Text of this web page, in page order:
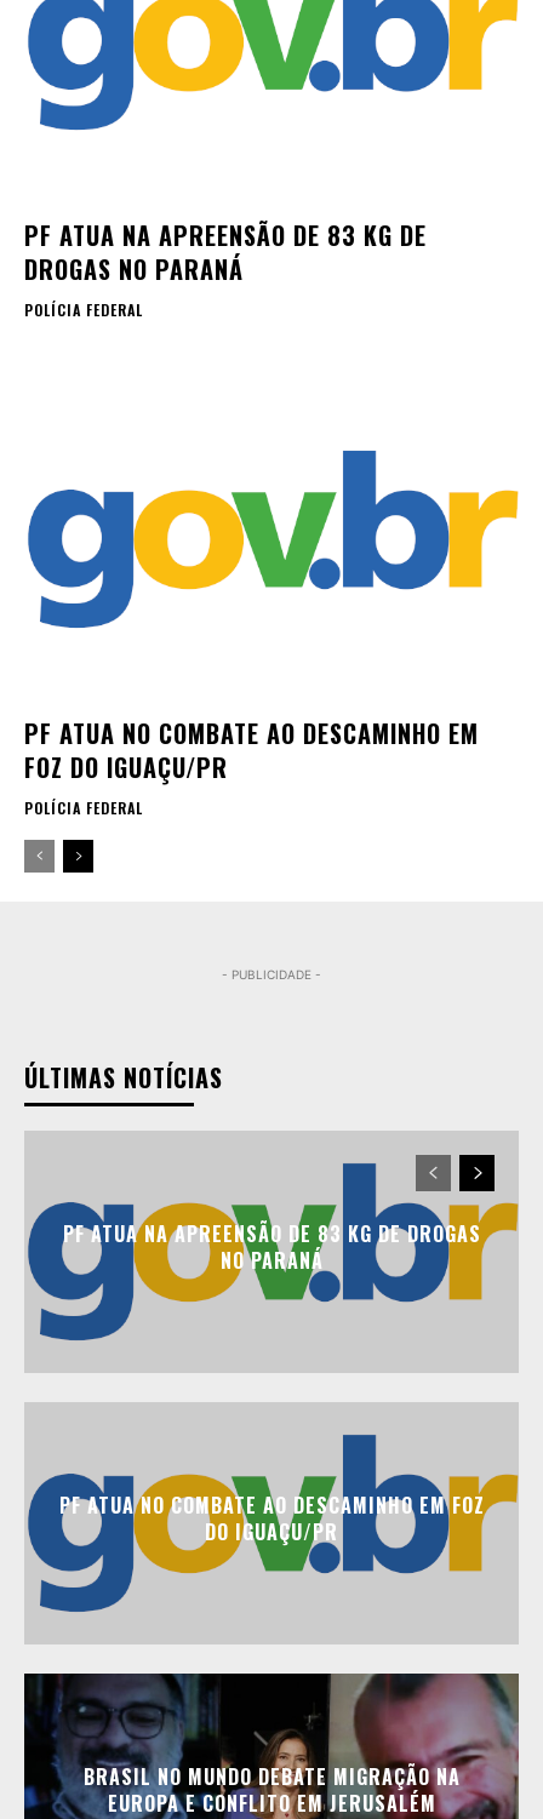
PF ATUA NA APREENSÃO DE 83 KG DE
DROGAS NO PARANÁ
POLÍCIA FEDERAL
PF ATUA NO COMBATE AO DESCAMINHO EM
FOZ DO IGUAÇU/PR
POLÍCIA FEDERAL
- PUBLICIDADE -
ÚLTIMAS NOTÍCIAS
PF ATUA NA APREENSÃO DE 83 KG DE DROGAS
NO PARANÁ
PF ATUA NO COMBATE AO DESCAMINHO EM FOZ
DO IGUAÇU/PR
BRASIL NO MUNDO DEBATE MIGRAÇÃO NA
EUROPA E CONFLITO EM JERUSALÉM